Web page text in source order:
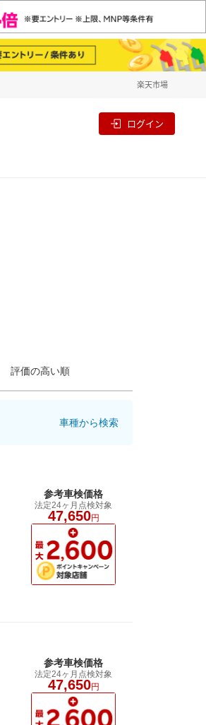
楽天市場
ログイン
評価の高い順
車種から検索
参考車検価格
法定24ヶ月点検対象
47,650円
参考車検価格
法定24ヶ月点検対象
47,650円